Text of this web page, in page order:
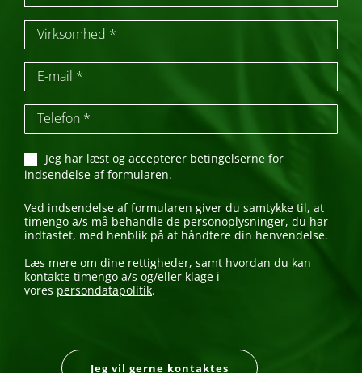
Jeg har læst og accepterer betingelserne for
indsendelse af formularen.
Ved indsendelse af formularen giver du samtykke til, at
timengo a/s må behandle de personoplysninger, du har
indtastet, med henblik på at håndtere din henvendelse.
Læs mere om dine rettigheder, samt hvordan du kan
kontakte timengo a/s og/eller klage i
vores persondatapolitik.
Jeg vil gerne kontaktes